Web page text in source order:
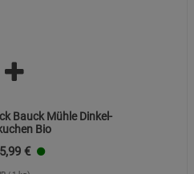
Bauck Mühle Dinkel-
Bio
5,99 €
(3)
anzeigen